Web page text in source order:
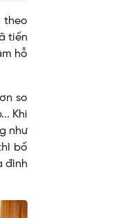
theo
tiến
hỗ
so
Khi
như
bố
đình